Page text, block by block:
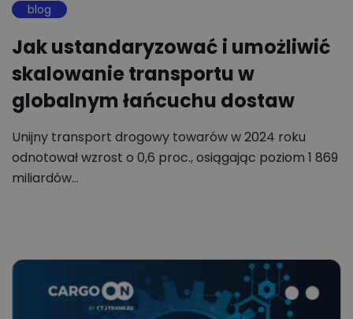
blog
Jak ustandaryzować i umożliwić
skalowanie transportu w
globalnym łańcuchu dostaw
Unijny transport drogowy towarów w 2024 roku
odnotował wzrost o 0,6 proc., osiągając poziom 1 869
miliardów…